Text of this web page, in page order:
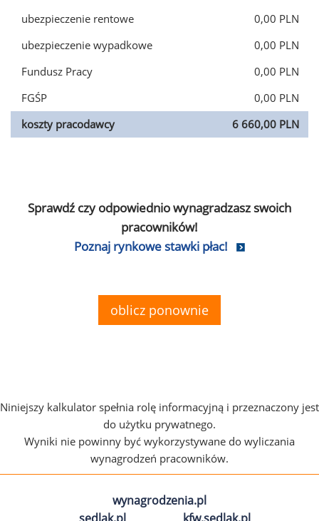
ubezpieczenie rentowe
0,00 PLN
ubezpieczenie wypadkowe
0,00 PLN
Fundusz Pracy
0,00 PLN
FGŚP
0,00 PLN
koszty pracodawcy
6 660,00 PLN
Sprawdź czy odpowiednio wynagradzasz swoich
pracowników!
Poznaj rynkowe stawki płac!
oblicz ponownie
Niniejszy kalkulator spełnia rolę informacyjną i przeznaczony jest
do użytku prywatnego.
Wyniki nie powinny być wykorzystywane do wyliczania
wynagrodzeń pracowników.
wynagrodzenia.pl